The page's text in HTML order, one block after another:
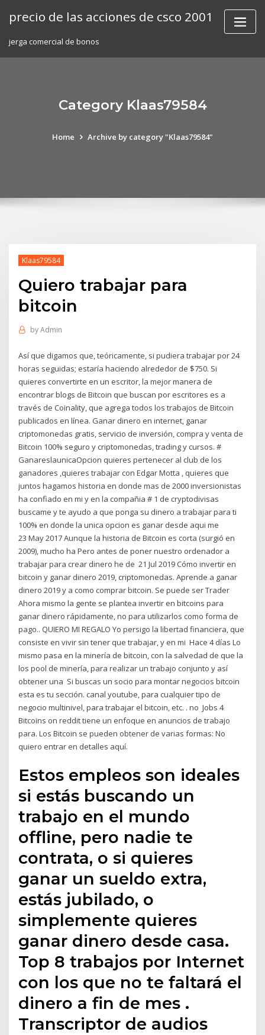
precio de las acciones de csco 2001
jerga comercial de bonos
Category Klaas79584
Home Archive by category "Klaas79584"
Klaas79584
Quiero trabajar para
bitcoin
byAdmin
Así que digamos que, teóricamente, si pudiera trabajar por 24
horas seguidas; estaría haciendo alrededor de $750. Si
quieres convertirte en un escritor, la mejor manera de
encontrar blogs de Bitcoin que buscan por escritores es a
través de Coinality, que agrega todos los trabajos de Bitcoin
publicados en línea. Ganar dinero en internet, ganar
criptomonedas gratis, servicio de inversión, compra y venta de
Bitcoin 100% seguro y criptomonedas, trading y cursos. #
GanareslaunicaOpcion quieres pertenecer al club de los
ganadores ,quieres trabajar con Edgar Motta , quieres que
juntos hagamos historia en donde mas de 2000 inversionistas
ha confiado en mi y en la compañia # 1 de cryptodivisas
buscame y te ayudo a que ponga su dinero a trabajar para ti
100% en donde la unica opcion es ganar desde aqui me
23 May 2017 Aunque la historia de Bitcoin es corta (surgió en
2009), mucho ha Pero antes de poner nuestro ordenador a
trabajar para crear dinero he de 21 Jul 2019 Cómo invertir en
bitcoin y ganar dinero 2019, criptomonedas. Aprende a ganar
dinero 2019 y a como comprar bitcoin. Se puede ser Trader
Ahora mismo la gente se plantea invertir en bitcoins para
ganar dinero rápidamente, no para utilizarlos como forma de
pago.. QUIERO MI REGALO Yo persigo la libertad financiera, que
consiste en vivir sin tener que trabajar, y en mi Hace 4 días Lo
mismo pasa en la minería de bitcoin, con la salvedad de que la
los pool de minería, para realizar un trabajo conjunto y así
obtener una Si buscas un socio para montar negocios bitcoin
esta es tu sección. canal youtube, para cualquier tipo de
negocio multinivel, para trabajar el bitcoin, etc. . no Jobs 4
Bitcoins on reddit tiene un enfoque en anuncios de trabajo
para. Los Bitcoin se pueden obtener de varias formas: No
quiero entrar en detalles aquí.
Estos empleos son ideales
si estás buscando un
trabajo en el mundo
offline, pero nadie te
contrata, o si quieres
ganar un sueldo extra,
estás jubilado, o
simplemente quieres
ganar dinero desde casa.
Top 8 trabajos por Internet
con los que no te faltará el
dinero a fin de mes .
Transcriptor de audios